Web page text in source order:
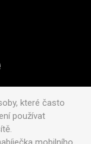
které často
používat